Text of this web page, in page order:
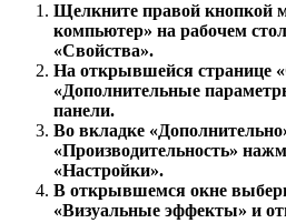
Щелкните правой кнопкой
компьютер» на рабочем
«Свойства».
На открывшейся странице
«Дополнительные
панели.
Во вкладке
«Производительность»
«Настройки».
В открывшемся окне
«Визуальные эффекты» и